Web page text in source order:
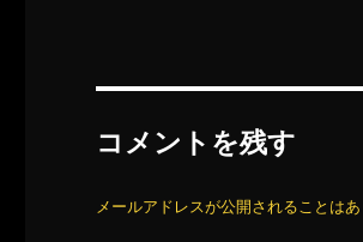
コメントを残す
メールアドレスが公開されることはあ